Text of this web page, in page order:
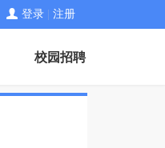
登录 注册
校园招聘